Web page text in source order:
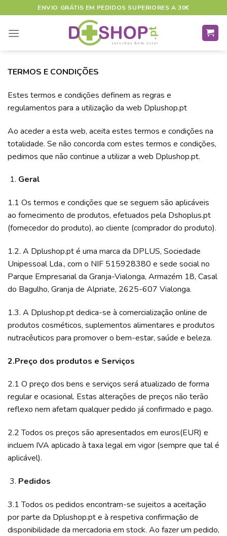
to
content
ENVIO GRÁTIS EM PEDIDOS SUPERIORES A 30€
TERMOS E CONDIÇÕES
Estes termos e condições definem as regras e
regulamentos para a utilização da web Dplushop.pt
Ao aceder a esta web, aceita estes termos e condições na
totalidade. Se não concorda com estes termos e condições,
pedimos que não continue a utilizar a web Dplushop.pt.
Geral
1.1 Os termos e condições que se seguem são aplicáveis ​​
ao fornecimento de produtos, efetuados pela Dshoplus.pt
(fornecedor do produto), ao cliente (comprador do produto).
1.2. A Dplushop.pt é uma marca da DPLUS, Sociedade
Unipessoal Lda., com o NIF 515928380 e sede social no
Parque Empresarial da Granja-Vialonga, Armazém 18, Casal
do Bagulho, Granja de Alpriate, 2625-607 Vialonga.
1.3. A Dplushop.pt dedica-se à comercialização online de
produtos cosméticos, suplementos alimentares e produtos
nutracêuticos para promover o bem-estar, saúde e beleza.
2.Preço dos produtos e Serviços
2.1 O preço dos bens e serviços será atualizado de forma
regular e ocasional. Estas alterações de preços não terão
reflexo nem afetam qualquer pedido já confirmado e pago.
2.2 Todos os preços são apresentados em euros(EUR) e
incluem IVA aplicado à taxa legal em vigor (sempre que tal é
aplicável).
Pedidos
3.1 Todos os pedidos encontram-se sujeitos a aceitação
por parte da Dplushop.pt e à respetiva confirmação de
disponibilidade da mercadoria em stock. Ao fazer um pedido,